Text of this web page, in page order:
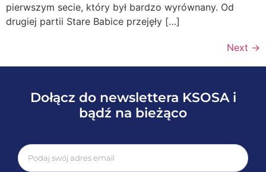
pierwszym secie, który był bardzo wyrównany. Od
drugiej partii Stare Babice przejęły […]
Next →
Dołącz do newslettera KSOSA i
bądź na bieżąco